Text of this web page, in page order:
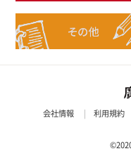
会社情報 利用規約